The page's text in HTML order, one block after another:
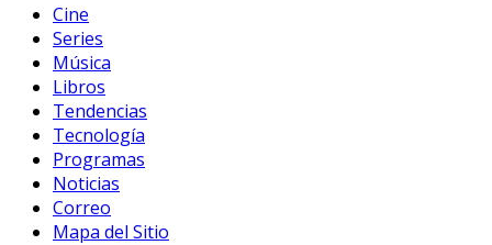
Cine
Series
Música
Libros
Tendencias
Tecnología
Programas
Noticias
Correo
Mapa del Sitio